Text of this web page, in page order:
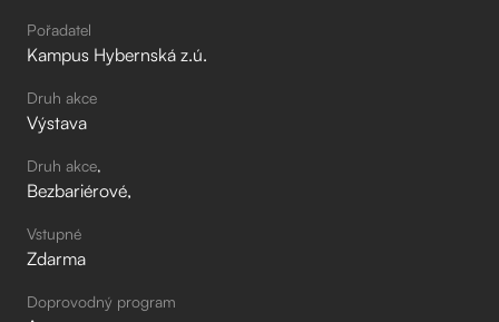
Pořadatel
Kampus Hybernská z.ú.
Druh akce
Výstava
Druh akce
Bezbariérové
Vstupné
Zdarma
Doprovodný program